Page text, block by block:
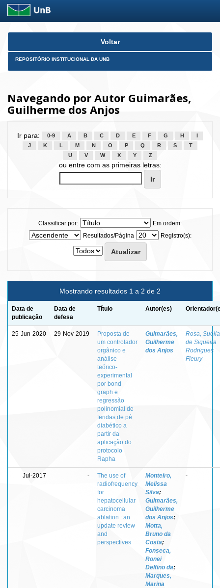
Skip
Voltar
REPOSITÓRIO INSTITUCIONAL DA UNB
Navegando por Autor Guimarães,
Guilherme dos Anjos
Ir para: 0-9 A B C D E F G H
J
K L M N O P Q R S
T
U
V W X Y Z
ou entre com as primeiras letras:
Classificar por:
Em ordem:
Resultados/Página
Registro(s):
Mostrando resultados 1 a 2 de 2
Data de
publicação
Data de
defesa
Título Autor(es)
25-Jun-2020 29-Nov-2019
Proposta de
um controlador
orgânico e
análise
teórico-
experimental
por bond
graph e
regressão
polinomial de
feridas de pé
diabético a
partir da
aplicação do
protocolo
Rapha
Guimarães,
Guilherme
dos Anjos
Rosa, Suélia
de Siqueira
Rodrigues
Fleury
Jul-2017 -
The use of
radiofrequency
for
hepatocellular
carcinoma
ablation : an
update review
and
perspectives
Monteiro,
Melissa
Silva;
Guimarães,
Guilherme
dos Anjos;
Motta,
Bruno da
Costa;
Fonseca,
Ronei
Delfino da;
Marques,
Marina
-